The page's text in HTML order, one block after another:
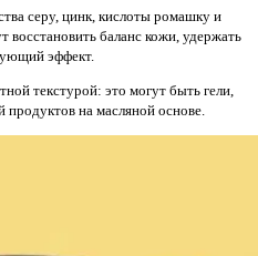
серу, цинк, кислоты ромашку и
восстановить баланс кожи, удержать
эффект.
текстурой: это могут быть гели,
на масляной основе.